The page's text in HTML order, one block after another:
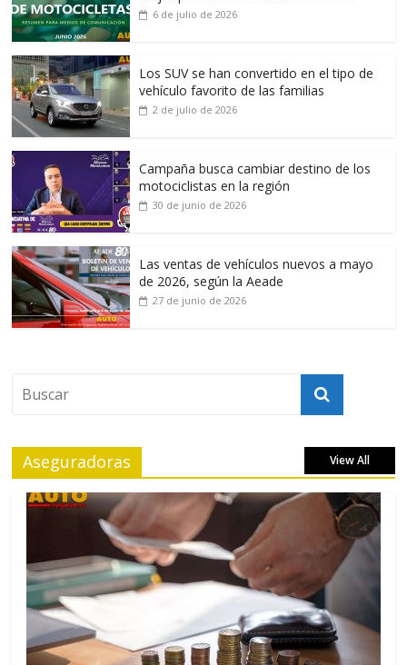
6 de julio de 2026
Los SUV se han convertido en el tipo de
vehículo favorito de las familias
2 de julio de 2026
Campaña busca cambiar destino de los
motociclistas en la región
30 de junio de 2026
Las ventas de vehículos nuevos a mayo
de 2026, según la Aeade
27 de junio de 2026
Aseguradoras View All